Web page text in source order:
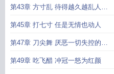
第43章 方寸乱 待得越久越乱人心
智
第45章 打七寸 任是无情也动人
第47章 刀尖舞 厌恶一切失控的感
觉改错字
第49章 吃飞醋 冲冠一怒为红颜